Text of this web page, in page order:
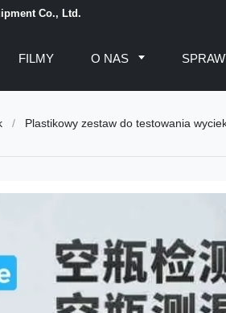
Co., Ltd.
FILMY O NAS
/ Plastikowy zestaw do testowania